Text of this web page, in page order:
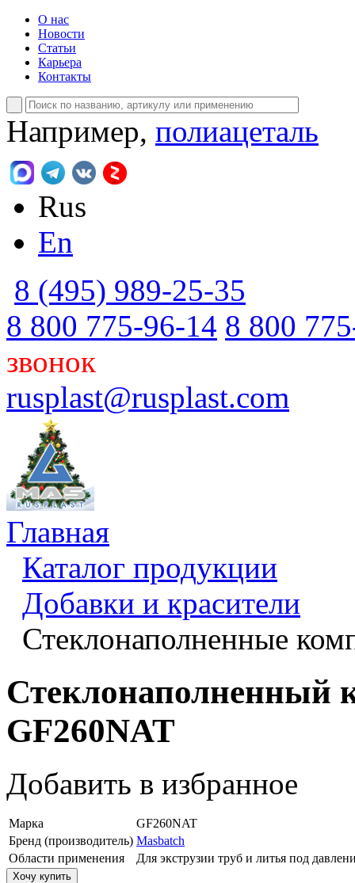
О нас
Новости
Статьи
Карьера
Контакты
Например, полиацеталь
Rus
En
8 (495) 989-25-35
8 800 775-96-14 8 800
звонок
rusplast@rusplast.com
Главная
Каталог продукции
Добавки и красители
Стеклонаполненные
Стеклонаполненный
GF260NAT
Добавить в избранное
Марка
GF260NAT
Бренд (производитель) Мasbatch
Области применения
Для экструзии труб и литья под
Хочу купить